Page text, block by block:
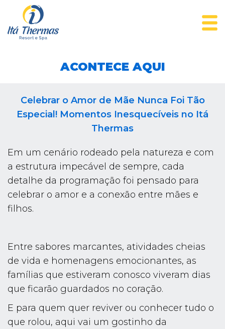
ACONTECE AQUI
Celebrar o Amor de Mãe Nunca Foi Tão
Especial! Momentos Inesquecíveis no Itá
Thermas
Em um cenário rodeado pela natureza e com
a estrutura impecável de sempre, cada
detalhe da programação foi pensado para
celebrar o amor e a conexão entre mães e
filhos.
Entre sabores marcantes, atividades cheias
de vida e homenagens emocionantes, as
famílias que estiveram conosco viveram dias
que ficarão guardados no coração.
E para quem quer reviver ou conhecer tudo o
que rolou, aqui vai um gostinho da